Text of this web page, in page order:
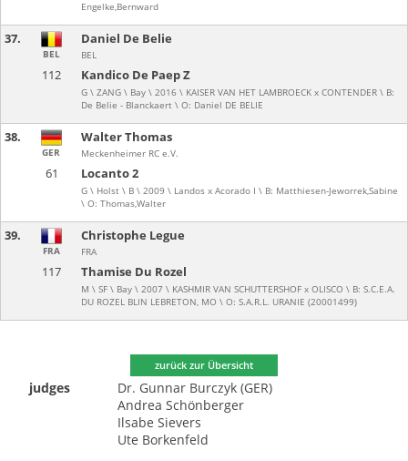
Engelke,Bernward
37.
112 Kandico De Paep Z
G \ ZANG \ Bay \ 2016 \ KAISER VAN HET LAMBROECK x CONTENDER \ B:
De Belie - Blanckaert \ O: Daniel DE BELIE
BEL
Daniel De Belie
BEL
38.
61 Locanto 2
G \ Holst \ B \ 2009 \ Landos x Acorado I \ B: Matthiesen-Jeworrek,Sabine
\ O: Thomas,Walter
GER
Walter Thomas
Meckenheimer RC e.V.
39.
117 Thamise Du Rozel
M \ SF \ Bay \ 2007 \ KASHMIR VAN SCHUTTERSHOF x OLISCO \ B: S.C.E.A.
DU ROZEL BLIN LEBRETON, MO \ O: S.A.R.L. URANIE (20001499)
FRA
Christophe Legue
FRA
zurück zur Übersicht
judges
Dr. Gunnar Burczyk (GER)
Andrea Schönberger
Ilsabe Sievers
Ute Borkenfeld